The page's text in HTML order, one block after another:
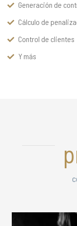
Generación de
Cálculo de
Control de clientes
Y más